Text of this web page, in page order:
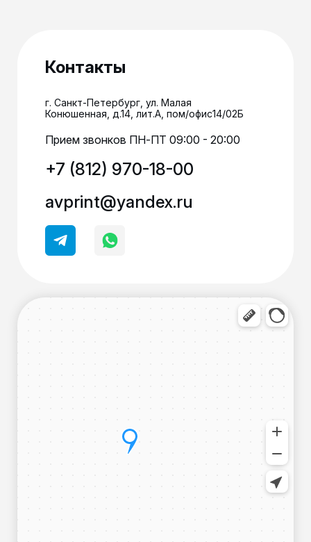
Контакты
г. Санкт-Петербург, ул. Малая
Конюшенная, д.14, лит.А, пом/офис14/02Б
Прием звонков ПН-ПТ 09:00 - 20:00
+7 (812) 970-18-00
avprint@yandex.ru